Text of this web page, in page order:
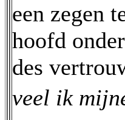
een zegen
hoofd
des
veel ik